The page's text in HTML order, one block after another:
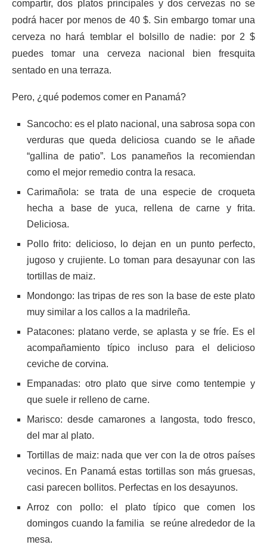
compartir, dos platos principales y dos cervezas no se
podrá hacer por menos de 40 $. Sin embargo tomar una
cerveza no hará temblar el bolsillo de nadie: por 2 $
puedes tomar una cerveza nacional bien fresquita
sentado en una terraza.
Pero, ¿qué podemos comer en Panamá?
Sancocho: es el plato nacional, una sabrosa sopa con
verduras que queda deliciosa cuando se le añade
“gallina de patio”. Los panameños la recomiendan
como el mejor remedio contra la resaca.
Carimañola: se trata de una especie de croqueta
hecha a base de yuca, rellena de carne y frita.
Deliciosa.
Pollo frito: delicioso, lo dejan en un punto perfecto,
jugoso y crujiente. Lo toman para desayunar con las
tortillas de maiz.
Mondongo: las tripas de res son la base de este plato
muy similar a los callos a la madrileña.
Patacones: platano verde, se aplasta y se fríe. Es el
acompañamiento típico incluso para el delicioso
ceviche de corvina.
Empanadas: otro plato que sirve como tentempie y
que suele ir relleno de carne.
Marisco: desde camarones a langosta, todo fresco,
del mar al plato.
Tortillas de maiz: nada que ver con la de otros países
vecinos. En Panamá estas tortillas son más gruesas,
casi parecen bollitos. Perfectas en los desayunos.
Arroz con pollo: el plato típico que comen los
domingos cuando la familia se reúne alrededor de la
mesa.